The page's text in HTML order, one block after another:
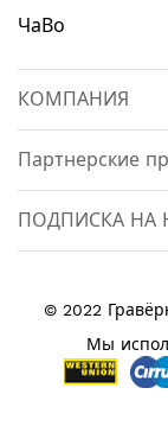
ЧаВо
КОМПАНИЯ
Партнерские
ПОДПИСКА НА
© 2022
Мы